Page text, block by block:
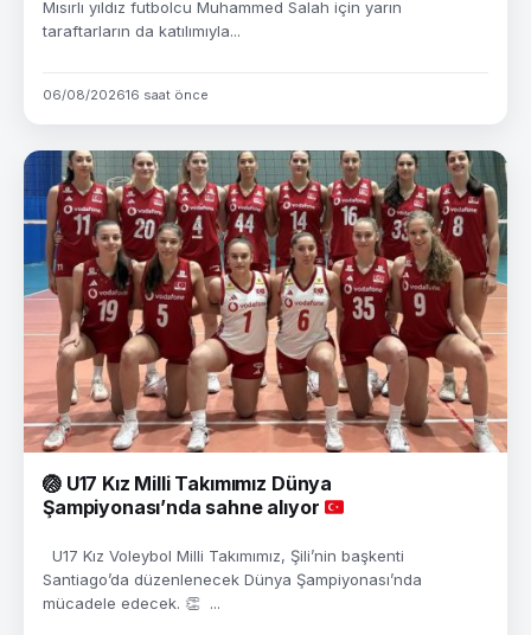
Mısırlı yıldız futbolcu Muhammed Salah için yarın
taraftarların da katılımıyla...
06/08/202616 saat önce
🏐U17 Kız Milli Takımımız Dünya
Şampiyonası’nda sahne alıyor
U17 Kız Voleybol Milli Takımımız, Şili’nin başkenti
Santiago’da düzenlenecek Dünya Şampiyonası’nda
mücadele edecek. 👏 ...